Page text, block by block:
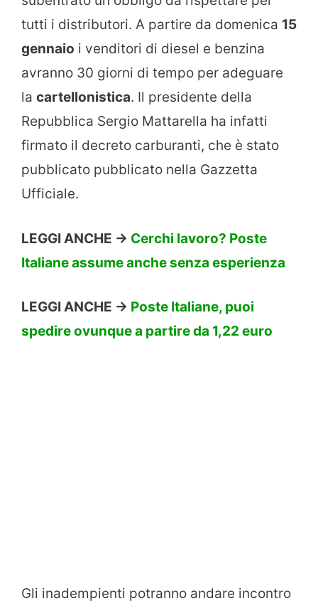
tutti i distributori. A partire da domenica 15
gennaio i venditori di diesel e benzina
avranno 30 giorni di tempo per adeguare
la cartellonistica. Il presidente della
Repubblica Sergio Mattarella ha infatti
firmato il decreto carburanti, che è stato
pubblicato pubblicato nella Gazzetta
Ufficiale.
LEGGI ANCHE -> Cerchi lavoro? Poste
Italiane assume anche senza esperienza
LEGGI ANCHE -> Poste Italiane, puoi
spedire ovunque a partire da 1,22 euro
Gli inadempienti potranno andare incontro